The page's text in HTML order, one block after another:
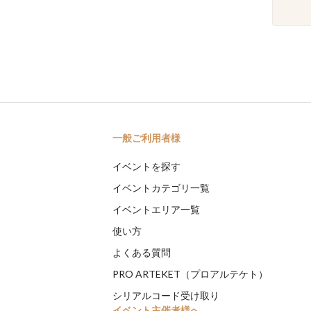
一般ご利用者様
イベントを探す
イベントカテゴリ一覧
イベントエリア一覧
使い方
よくある質問
PRO ARTEKET（プロアルテケト）
シリアルコード受け取り